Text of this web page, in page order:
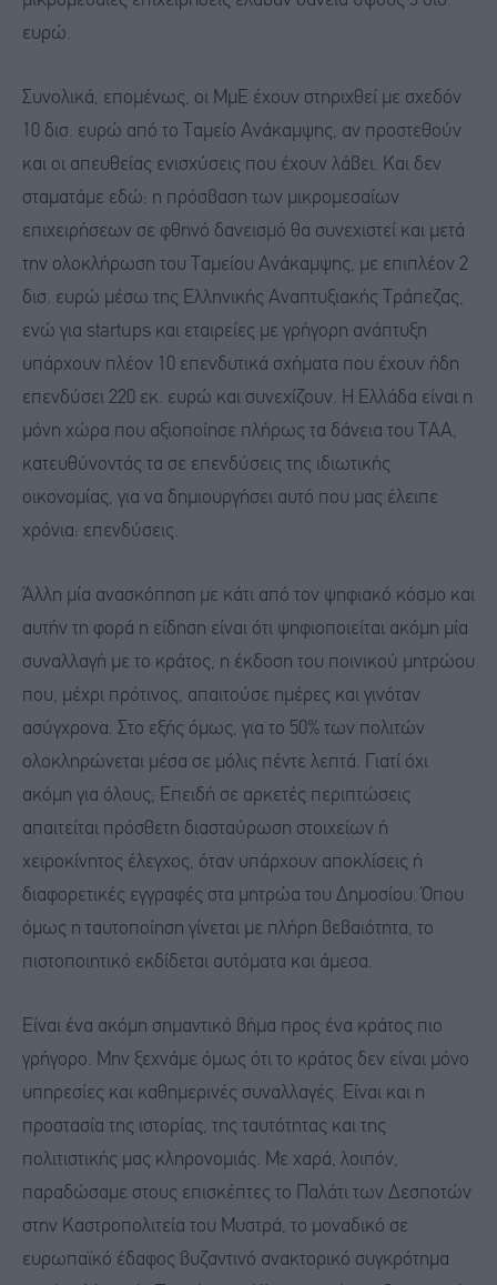
ευρώ.
Συνολικά, επομένως, οι ΜμΕ έχουν στηριχθεί με σχεδόν
10 δισ. ευρώ από το Ταμείο Ανάκαμψης, αν προστεθούν
και οι απευθείας ενισχύσεις που έχουν λάβει. Και δεν
σταματάμε εδώ: η πρόσβαση των μικρομεσαίων
επιχειρήσεων σε φθηνό δανεισμό θα συνεχιστεί και μετά
την ολοκλήρωση του Ταμείου Ανάκαμψης, με επιπλέον 2
δισ. ευρώ μέσω της Ελληνικής Αναπτυξιακής Τράπεζας,
ενώ για startups και εταιρείες με γρήγορη ανάπτυξη
υπάρχουν πλέον 10 επενδυτικά σχήματα που έχουν ήδη
επενδύσει 220 εκ. ευρώ και συνεχίζουν. Η Ελλάδα είναι η
μόνη χώρα που αξιοποίησε πλήρως τα δάνεια του ΤΑΑ,
κατευθύνοντάς τα σε επενδύσεις της ιδιωτικής
οικονομίας, για να δημιουργήσει αυτό που μας έλειπε
χρόνια: επενδύσεις.
Άλλη μία ανασκόπηση με κάτι από τον ψηφιακό κόσμο και
αυτήν τη φορά η είδηση είναι ότι ψηφιοποιείται ακόμη μία
συναλλαγή με το κράτος, η έκδοση του ποινικού μητρώου
που, μέχρι πρότινος, απαιτούσε ημέρες και γινόταν
ασύγχρονα. Στο εξής όμως, για το 50% των πολιτών
ολοκληρώνεται μέσα σε μόλις πέντε λεπτά. Γιατί όχι
ακόμη για όλους; Επειδή σε αρκετές περιπτώσεις
απαιτείται πρόσθετη διασταύρωση στοιχείων ή
χειροκίνητος έλεγχος, όταν υπάρχουν αποκλίσεις ή
διαφορετικές εγγραφές στα μητρώα του Δημοσίου. Όπου
όμως η ταυτοποίηση γίνεται με πλήρη βεβαιότητα, το
πιστοποιητικό εκδίδεται αυτόματα και άμεσα.
Είναι ένα ακόμη σημαντικό βήμα προς ένα κράτος πιο
γρήγορο. Μην ξεχνάμε όμως ότι το κράτος δεν είναι μόνο
υπηρεσίες και καθημερινές συναλλαγές. Είναι και η
προστασία της ιστορίας, της ταυτότητας και της
πολιτιστικής μας κληρονομιάς. Με χαρά, λοιπόν,
παραδώσαμε στους επισκέπτες το Παλάτι των Δεσποτών
στην Καστροπολιτεία του Μυστρά, το μοναδικό σε
ευρωπαϊκό έδαφος βυζαντινό ανακτορικό συγκρότημα